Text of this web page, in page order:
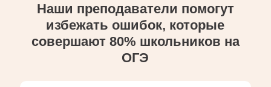
Наши преподаватели помогут
избежать ошибок, которые
совершают 80% школьников на
ОГЭ